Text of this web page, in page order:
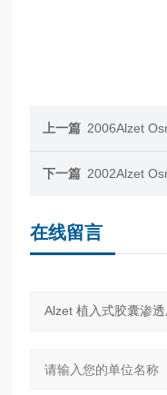
上一篇 2006Alzet
下一篇 2002Alzet
在线留言